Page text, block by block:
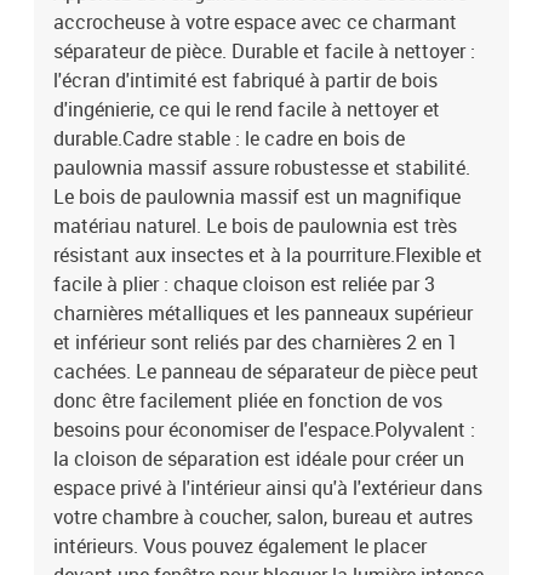
accrocheuse à votre espace avec ce charmant
séparateur de pièce. Durable et facile à nettoyer :
l'écran d'intimité est fabriqué à partir de bois
d'ingénierie, ce qui le rend facile à nettoyer et
durable.Cadre stable : le cadre en bois de
paulownia massif assure robustesse et stabilité.
Le bois de paulownia massif est un magnifique
matériau naturel. Le bois de paulownia est très
résistant aux insectes et à la pourriture.Flexible et
facile à plier : chaque cloison est reliée par 3
charnières métalliques et les panneaux supérieur
et inférieur sont reliés par des charnières 2 en 1
cachées. Le panneau de séparateur de pièce peut
donc être facilement pliée en fonction de vos
besoins pour économiser de l'espace.Polyvalent :
la cloison de séparation est idéale pour créer un
espace privé à l'intérieur ainsi qu'à l'extérieur dans
votre chambre à coucher, salon, bureau et autres
intérieurs. Vous pouvez également le placer